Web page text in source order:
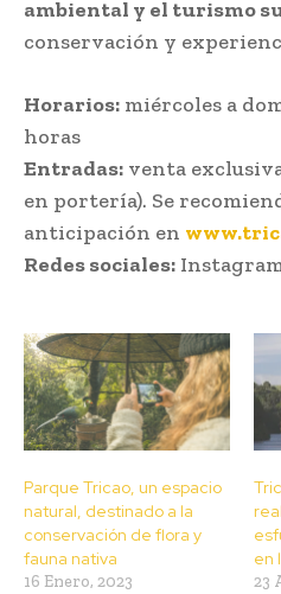
ambiental y el turismo
conservación y
Horarios: miércoles a
horas
Entradas: venta
en portería). Se
anticipación en
Redes sociales:
Parque Tricao, un espacio
natural, destinado a la
conservación de flora y
fauna nativa
16 Enero, 2023
en
23